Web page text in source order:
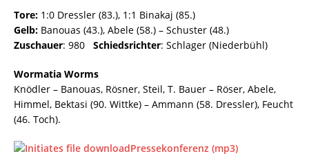
Tore: 1:0 Dressler (83.), 1:1 Binakaj (85.)
Gelb: Banouas (43.), Abele (58.) – Schuster (48.)
Zuschauer: 980 Schiedsrichter: Schlager (Niederbühl)
Wormatia Worms
Knödler – Banouas, Rösner, Steil, T. Bauer – Röser, Abele,
Himmel, Bektasi (90. Wittke) – Ammann (58. Dressler), Feucht
(46. Toch).
Pressekonferenz (mp3)